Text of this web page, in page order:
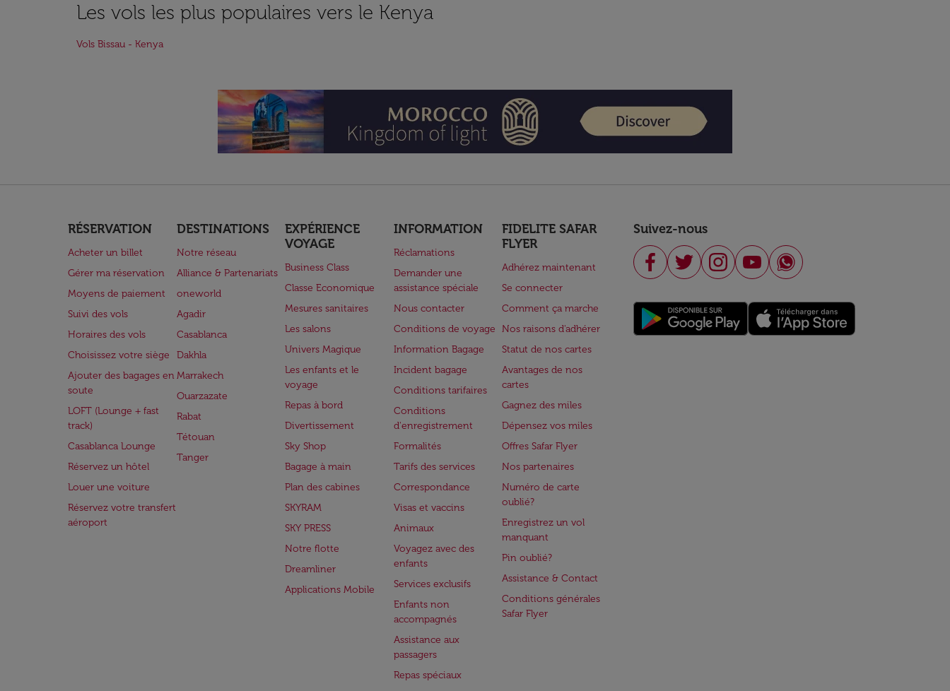
Les vols les plus populaires vers le Kenya
Vols Bissau - Kenya
RÉSERVATION
Acheter un billet
Gérer ma réservation
Moyens de paiement
Suivi des vols
Horaires des vols
Choisissez votre siège
Ajouter des bagages en
soute
LOFT (Lounge + fast
track)
Casablanca Lounge
Réservez un hôtel
Louer une voiture
Réservez votre transfert
aéroport
DESTINATIONS
Notre réseau
Alliance & Partenariats
oneworld
Agadir
Casablanca
Dakhla
Marrakech
Ouarzazate
Rabat
Tétouan
Tanger
EXPÉRIENCE
VOYAGE
Business Class
Classe Economique
Mesures sanitaires
Les salons
Univers Magique
Les enfants et le
voyage
Repas à bord
Divertissement
Sky Shop
Bagage à main
Plan des cabines
SKYRAM
SKY PRESS
Notre flotte
Dreamliner
Applications Mobile
INFORMATION
Réclamations
Demander une
assistance spéciale
Nous contacter
Conditions de voyage
Information Bagage
Incident bagage
Conditions tarifaires
Conditions
d'enregistrement
Formalités
Tarifs des services
Correspondance
Visas et vaccins
Animaux
Voyagez avec des
enfants
Services exclusifs
Enfants non
accompagnés
Assistance aux
passagers
Repas spéciaux
FIDELITE SAFAR
FLYER
Adhérez maintenant
Se connecter
Comment ça marche
Nos raisons d'adhérer
Statut de nos cartes
Avantages de nos
cartes
Gagnez des miles
Dépensez vos miles
Offres Safar Flyer
Nos partenaires
Numéro de carte
oublié?
Enregistrez un vol
manquant
Pin oublié?
Assistance & Contact
Conditions générales
Safar Flyer
Suivez-nous